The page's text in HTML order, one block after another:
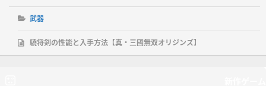
武器
驍将剣の性能と入手方法【真・三國無双オリジンズ】